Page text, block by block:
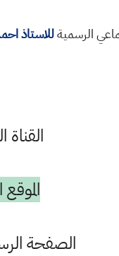
الرسميةللاستاذ
الصفحة